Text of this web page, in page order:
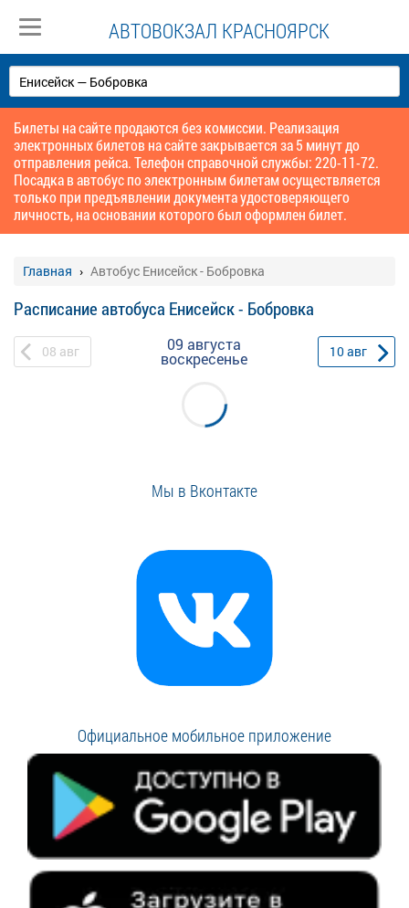
АВТОВОКЗАЛ КРАСНОЯРСК
Билеты на сайте продаются без комиссии. Реализация
электронных билетов на сайте закрывается за 5 минут до
отправления рейса. Телефон справочной службы: 220-11-72.
Посадка в автобус по электронным билетам осуществляется
только при предъявлении документа удостоверяющего
личность, на основании которого был оформлен билет.
Главная Автобус Енисейск - Бобровка
Расписание автобуса Енисейск - Бобровка
08 авг 09 августа
воскресенье 10авг
Мы в Вконтакте
Официальное мобильное приложение